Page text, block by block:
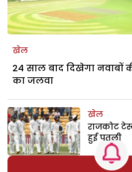
खेल
24 साल बाद दिखेगा नवाबों
का जलवा
खेल
राजकोट
हुई पतली